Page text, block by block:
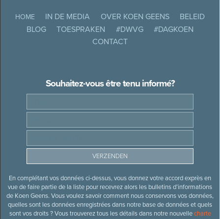
HOME IN DE MEDIA OVER KOEN GEENS
BELEID
BLOG
TOESPRAKEN #DWVG
#DAGKOEN
CONTACT
Souhaitez-vous être tenu informé?
En complétant vos données ci-dessus, vous donnez votre accord exprès en
vue de faire partie de la liste pour recevrez alors les bulletins d’informations
de Koen Geens. Vous voulez savoir comment nous conservons vos données,
quelles sont les données enregistrées dans notre base de données et quels
sont vos droits ? Vous trouverez tous les détails dans notre nouvellecharte